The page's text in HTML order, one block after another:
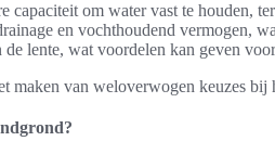
capaciteit om water vast te houden,
en vochthoudend vermogen,
lente, wat voordelen kan geven
maken van weloverwogen keuzes bij